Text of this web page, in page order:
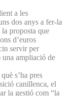
a les
dos anys a fer-la
proposta que
d’euros
servir per
una ampliació de
s’ha pres
canillenca, el
la gestió com “la